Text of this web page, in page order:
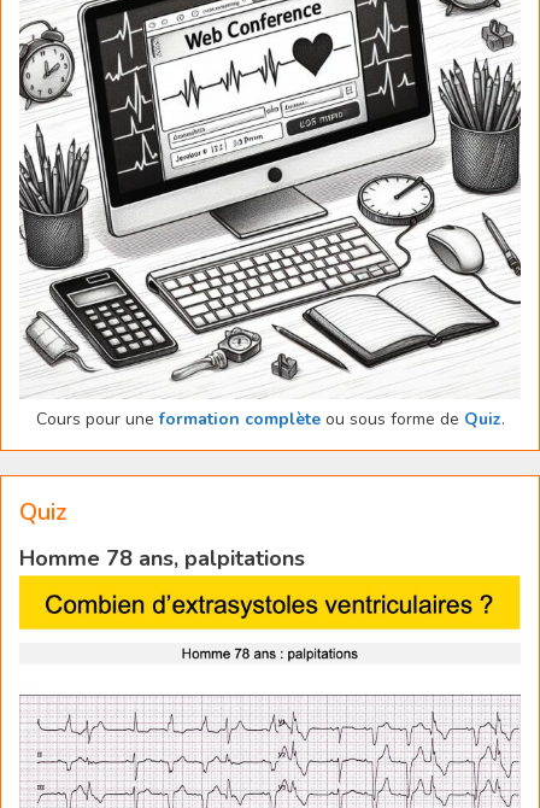
Cours pour uneformation complèteou sous forme de Quiz.
Quiz
Homme 78 ans, palpitations